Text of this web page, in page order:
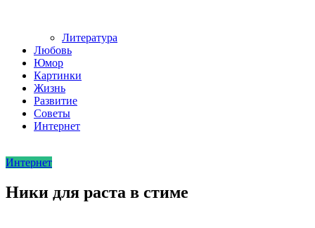
Литература
Любовь
Юмор
Картинки
Жизнь
Развитие
Советы
Интернет
Интернет
Ники для раста в стиме